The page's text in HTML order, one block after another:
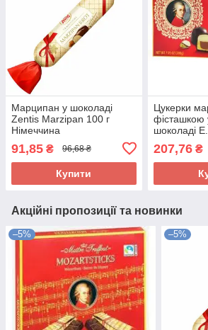
Марципан у шоколаді
Zentis Marzipan 100 г
Німеччина
91,85 ₴ 96,68 ₴
Купити
Цукерки
фісташкою
шоколаді
207,76₴
Акційні пропозиції та новинки
–5% –5%